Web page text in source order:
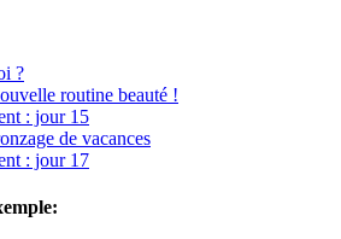
?
routine beauté !
: jour 15
de vacances
: jour 17